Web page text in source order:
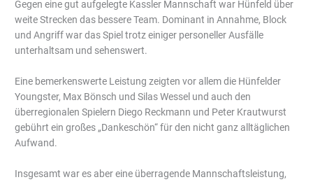
Gegen eine gut aufgelegte Kassler Mannschaft war Hünfeld über
weite Strecken das bessere Team. Dominant in Annahme, Block
und Angriff war das Spiel trotz einiger personeller Ausfälle
unterhaltsam und sehenswert.
Eine bemerkenswerte Leistung zeigten vor allem die Hünfelder
Youngster, Max Bönsch und Silas Wessel und auch den
überregionalen Spielern Diego Reckmann und Peter Krautwurst
gebührt ein großes „Dankeschön“ für den nicht ganz alltäglichen
Aufwand.
Insgesamt war es aber eine überragende Mannschaftsleistung,